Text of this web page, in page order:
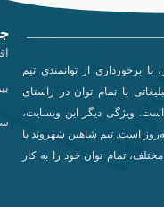
برخورداری از توانمندی تیم
با تمام توان در راستای
ویژگی دیگر این وبسایت،
است. تیم شاهین شهروند با
تمام توان خود را به کار